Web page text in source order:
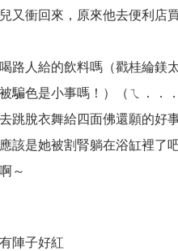
又衝回來，原來他去便利店
路人給的飲料嗎（戳桂綸鎂太
騙色是小事嗎！）（ㄟ．．
跳脫衣舞給四面佛還願的好事
該是她被割腎躺在浴缸裡了
～
陣子好紅